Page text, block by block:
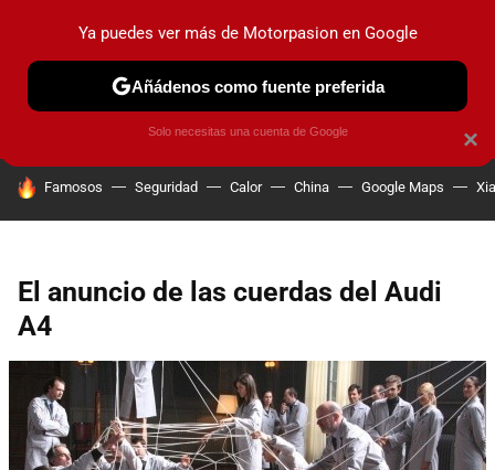
PRUEBAS COCHES ELÉCTRICOS OBSERVATORIO
HOY SE HABLA DE
Famosos Seguridad Calor China Google Maps
El anuncio de las cuerdas del Audi
A4
×
Ya puedes ver más de Motorpasion en Google
Añádenos como fuente preferida
Solo necesitas una cuenta de Google